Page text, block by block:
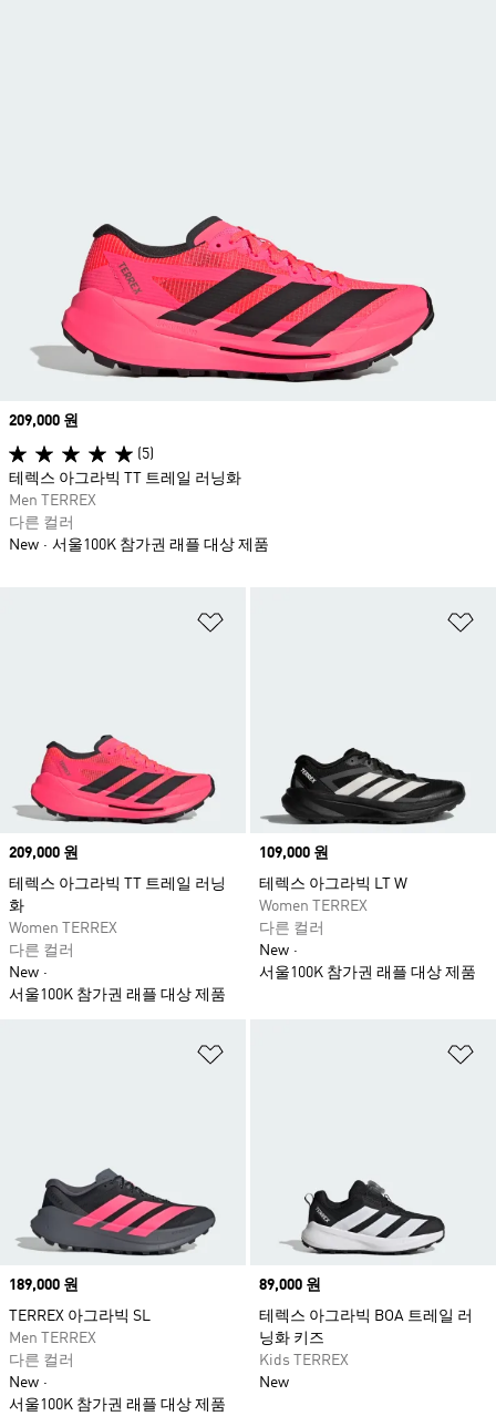
Price
209,000 원
테렉스 아그라빅 TT 트레일 러닝
화
Women TERREX
다른 컬러
New
서울100K 참가권 래플 대상 제품
Price
109,000 원
테렉스 아그라빅 LT W
Women TERREX
다른 컬러
New
서울100K 참가권 래플 대상 제품
Price
189,000 원
TERREX 아그라빅 SL
Men TERREX
다른 컬러
New
서울100K 참가권 래플 대상 제품
Price
89,000 원
테렉스 아그라빅 BOA 트레일 러
닝화 키즈
Kids TERREX
New
Price
209,000 원
(5)
테렉스 아그라빅 TT 트레일 러닝화
Men TERREX
다른 컬러
New
서울100K 참가권 래플 대상 제품